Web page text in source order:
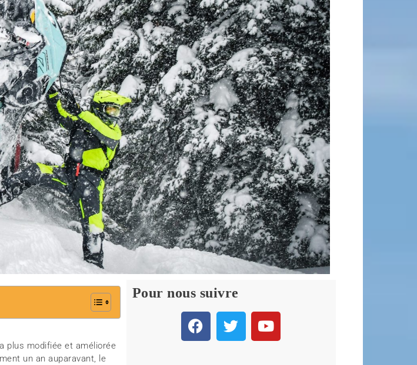
plus modifiée et améliorée
un an auparavant, le
Pour nous suivre